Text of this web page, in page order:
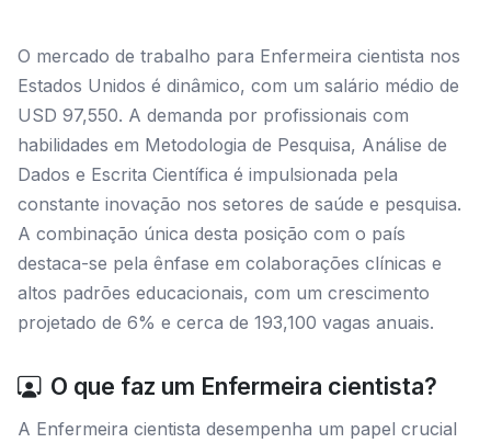
O mercado de trabalho para Enfermeira cientista nos
Estados Unidos é dinâmico, com um salário médio de
USD 97,550. A demanda por profissionais com
habilidades em Metodologia de Pesquisa, Análise de
Dados e Escrita Científica é impulsionada pela
constante inovação nos setores de saúde e pesquisa.
A combinação única desta posição com o país
destaca-se pela ênfase em colaborações clínicas e
altos padrões educacionais, com um crescimento
projetado de 6% e cerca de 193,100 vagas anuais.
O que faz um Enfermeira cientista?
A Enfermeira cientista desempenha um papel crucial